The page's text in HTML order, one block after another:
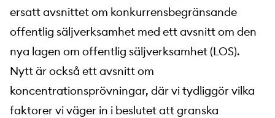
ersatt avsnittet om konkurrensbegränsande
offentlig säljverksamhet med ett avsnitt om den
nya lagen om offentlig säljverksamhet (LOS).
Nytt är också ett avsnitt om
koncentrationsprövningar, där vi tydliggör vilka
faktorer vi väger in i beslutet att granska